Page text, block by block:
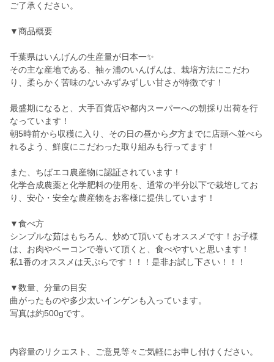
ご了承ください。
▼商品概要
千葉県はいんげんの生産量が日本一✨
その主な産地である、袖ヶ浦のいんげんは、栽培方法にこだわ
り、柔らかく苦味のないみずみずしい甘さが特徴です！
最盛期になると、大手百貨店や都内スーパーへの朝採り出荷を行
なっています！
朝5時前から収穫に入り、その日の昼から夕方までに店頭へ並べら
れるよう、鮮度にこだわった取り組みも行ってます！
また、ちばエコ農産物に認証されています！
化学合成農薬と化学肥料の使用を、通常の半分以下で栽培してお
り、安心・安全な農産物をお客様に提供しています！
▼食べ方
シンプルな茹はもちろん、炒めて頂いてもオススメです！お子様
は、お肉やベーコンで巻いて頂くと、食べやすいと思います！
私1番のオススメは天ぷらです！！！是非お試し下さい！！！
▼数量、分量の目安
曲がったものや多少太いインゲンも入っています。
写真は約500gです。